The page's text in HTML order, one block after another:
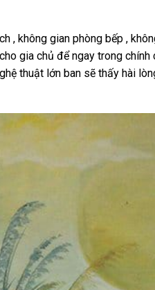
, không gian phòng bếp ,
gia chủ để ngay trong
thuật lớn ban sẽ thấy hài